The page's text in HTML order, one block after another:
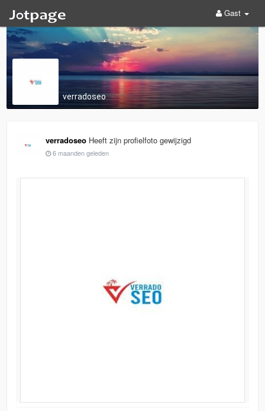
Gast
verradoseo
verradoseo Heeft zijn profielfoto gewijzigd
6 maanden geleden